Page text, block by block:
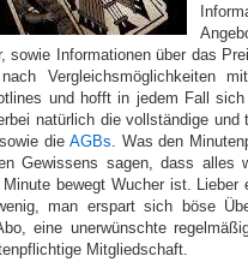
sowie Informationen über das
Vergleichsmöglichkeiten
und hofft in jedem Fall
natürlich die vollständige und
die AGBs. Was den
Gewissens sagen, dass alles
Minute bewegt Wucher ist.
man erspart sich böse
eine unerwünschte
Mitgliedschaft.